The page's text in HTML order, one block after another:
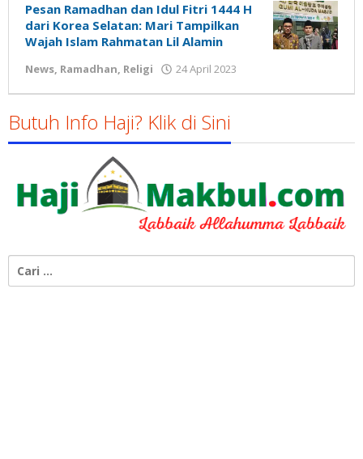
Pesan Ramadhan dan Idul Fitri 1444 H
dari Korea Selatan: Mari Tampilkan
Wajah Islam Rahmatan Lil Alamin
News, Ramadhan, Religi 24 April 2023
Susanto
Butuh Info Haji? Klik di Sini
untuk: